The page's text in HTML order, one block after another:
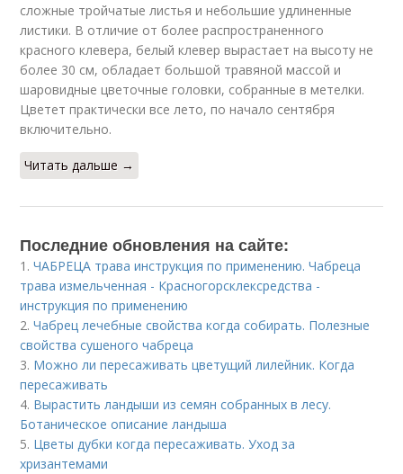
сложные тройчатые листья и небольшие удлиненные
листики. В отличие от более распространенного
красного клевера, белый клевер вырастает на высоту не
более 30 см, обладает большой травяной массой и
шаровидные цветочные головки, собранные в метелки.
Цветет практически все лето, по начало сентября
включительно.
Читать дальше →
Последние обновления на сайте:
1.ЧАБРЕЦА трава инструкция по применению. Чабреца
трава измельченная - Красногорсклексредства -
инструкция по применению
2.Чабрец лечебные свойства когда собирать. Полезные
свойства сушеного чабреца
3. Можно ли пересаживать цветущий лилейник. Когда
пересаживать
4. Вырастить ландыши из семян собранных в лесу.
Ботаническое описание ландыша
5. Цветы дубки когда пересаживать. Уход за
хризантемами